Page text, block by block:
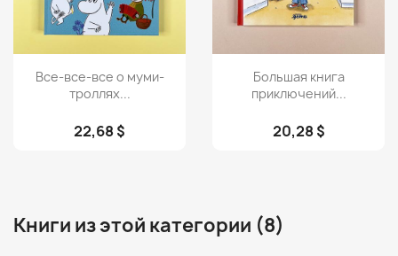
Просмотр
Все-все-все о муми-
троллях...
22,68 $
Просмотр
Большая книга
приключений...
20,28 $
Книги из этой категории (8)